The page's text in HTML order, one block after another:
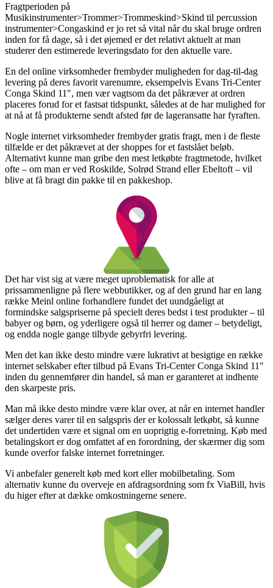
Fragtperioden på
Musikinstrumenter>Trommer>Trommeskind>Skind til percussion
instrumenter>Congaskind er jo ret så vital når du skal bruge ordren
inden for få dage, så i det øjemed er det relativt aktuelt at man
studerer den estimerede leveringsdato for den aktuelle vare.
En del online virksomheder frembyder muligheden for dag-til-dag
levering på deres favorit varenumre, eksempelvis Evans Tri-Center
Conga Skind 11″, men vær vagtsom da det påkræver at ordren
placeres forud for et fastsat tidspunkt, således at de har mulighed for
at nå at få produkterne sendt afsted før de lageransatte har fyraften.
Nogle internet virksomheder frembyder gratis fragt, men i de fleste
tilfælde er det påkrævet at der shoppes for et fastslået beløb.
Alternativt kunne man gribe den mest letkøbte fragtmetode, hvilket
ofte – om man er ved Roskilde, Solrød Strand eller Ebeltoft – vil
blive at få bragt din pakke til en pakkeshop.
Det har vist sig at være meget uproblematisk for alle at
prissammenligne på flere webbutikker, og af den grund har en lang
række Meinl online forhandlere fundet det uundgåeligt at
formindske salgspriserne på specielt deres bedst i test produkter – til
babyer og børn, og yderligere også til herrer og damer – betydeligt,
og endda nogle gange tilbyde gebyrfri levering.
Men det kan ikke desto mindre være lukrativt at besigtige en række
internet selskaber efter tilbud på Evans Tri-Center Conga Skind 11″
inden du gennemfører din handel, så man er garanteret at indhente
den skarpeste pris.
Man må ikke desto mindre være klar over, at når en internet handler
sælger deres varer til en salgspris der er kolossalt letkøbt, så kunne
det undertiden være et signal om en uoprigtig e-forretning. Køb med
betalingskort er dog omfattet af en forordning, der skærmer dig som
kunde overfor falske internet forretninger.
Vi anbefaler generelt køb med kort eller mobilbetaling. Som
alternativ kunne du overveje en afdragsordning som fx ViaBill, hvis
du higer efter at dække omkostningerne senere.